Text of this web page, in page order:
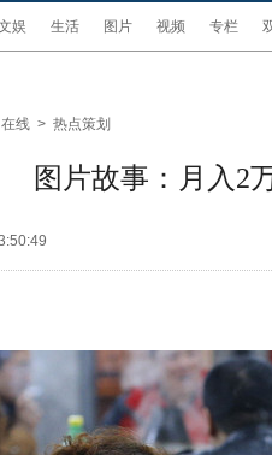
娱 生活 图片 视频 专栏
线 > 热点策划
图片故事：月入2